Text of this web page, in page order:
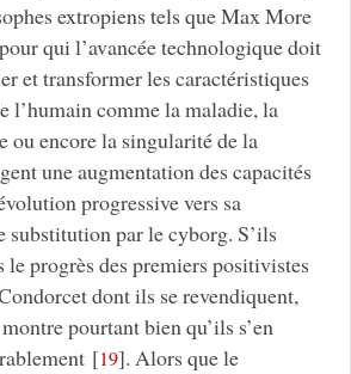
extropiens tels que Max More
qui l’avancée technologique doit
et transformer les caractéristiques
l’humain comme la maladie, la
ou encore la singularité de la
une augmentation des capacités
progressive vers sa
par le cyborg. S’ils
le progrès des premiers positivistes
dont ils se revendiquent,
pourtant bien qu’ils s’en
[19]. Alors que le